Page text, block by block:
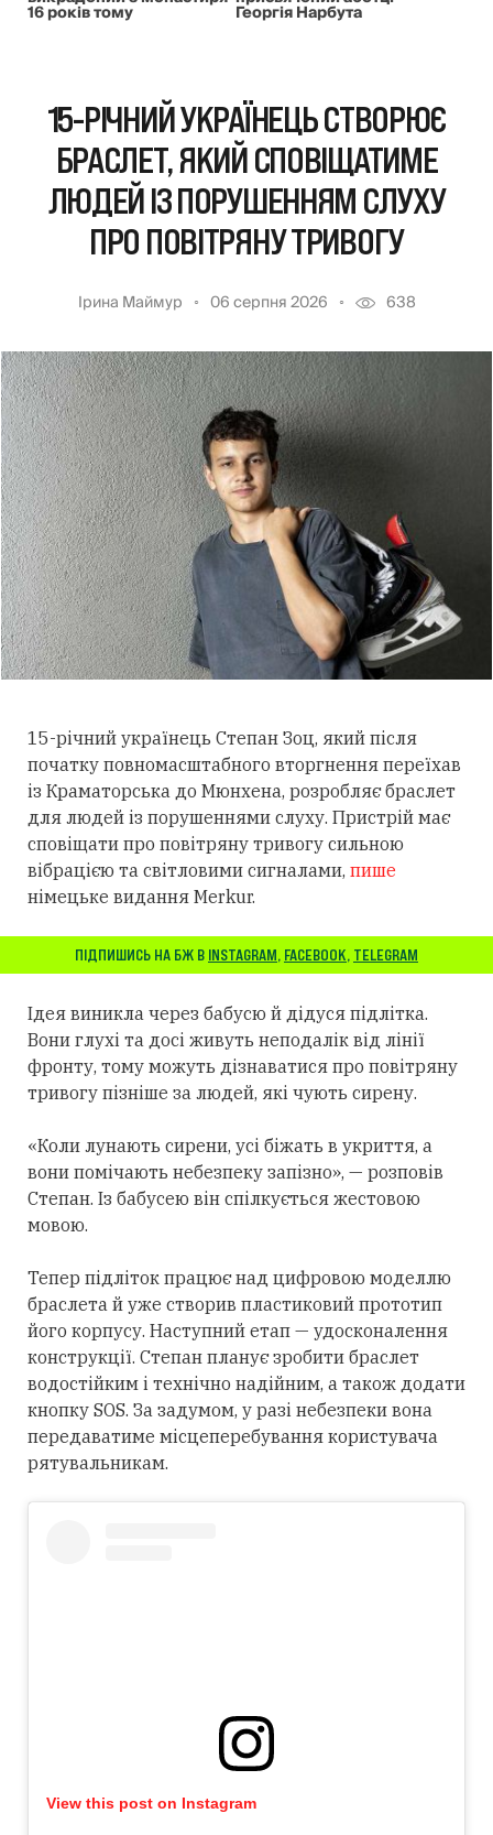
16 років тому Георгія Нарбута
15-РІЧНИЙ УКРАЇНЕЦЬ СТВОРЮЄ
БРАСЛЕТ, ЯКИЙ СПОВІЩАТИМЕ
ЛЮДЕЙ ІЗ ПОРУШЕННЯМ СЛУХУ
ПРО ПОВІТРЯНУ ТРИВОГУ
Ірина Маймур 06 серпня 2026 638
15-річний українець Степан Зоц, який після
початку повномасштабного вторгнення переїхав
із Краматорська до Мюнхена, розробляє браслет
для людей із порушеннями слуху. Пристрій має
сповіщати про повітряну тривогу сильною
вібрацією та світловими сигналами, пише
німецьке видання Merkur.
ПІДПИШИСЬ НА БЖ В INSTAGRAM, FACEBOOK, TELEGRAM
Ідея виникла через бабусю й дідуся підлітка.
Вони глухі та досі живуть неподалік від лінії
фронту, тому можуть дізнаватися про повітряну
тривогу пізніше за людей, які чують сирену.
«Коли лунають сирени, усі біжать в укриття, а
вони помічають небезпеку запізно», — розповів
Степан. Із бабусею він спілкується жестовою
мовою.
Тепер підліток працює над цифровою моделлю
браслета й уже створив пластиковий прототип
його корпусу. Наступний етап — удосконалення
конструкції. Степан планує зробити браслет
водостійким і технічно надійним, а також додати
кнопку SOS. За задумом, у разі небезпеки вона
передаватиме місцеперебування користувача
рятувальникам.
View this post on Instagram